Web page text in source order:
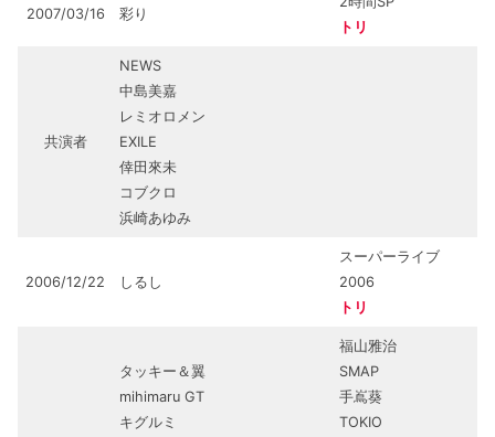
2007/03/16 彩り
トリ
共演者
NEWS
中島美嘉
レミオロメン
EXILE
倖田來未
コブクロ
浜崎あゆみ
2006/12/22 しるし
スーパーライブ
2006
トリ
タッキー＆翼
mihimaru GT
キグルミ
福山雅治
SMAP
手嶌葵
TOKIO